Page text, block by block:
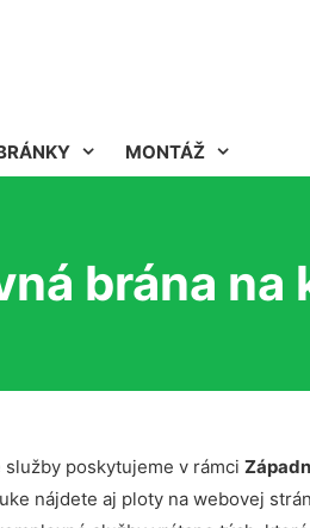
MONTÁŽ
brána
služby poskytujeme v rámci
nájdete aj ploty na webovej